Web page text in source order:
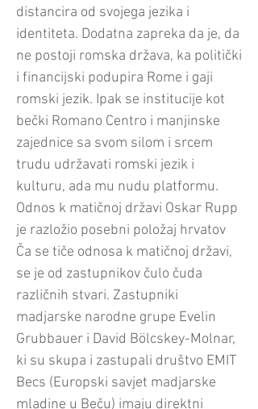
distancira od svojega jezika i
identiteta. Dodatna zapreka da je, da
ne postoji romska država, ka politički
i financijski podupira Rome i gaji
romski jezik. Ipak se institucije kot
bečki Romano Centro i manjinske
zajednice sa svom silom i srcem
trudu udržavati romski jezik i
kulturu, ada mu nudu platformu.
Odnos k matičnoj državi Oskar Rupp
je razložio posebni položaj hrvatov
Ča se tiče odnosa k matičnoj državi,
se je od zastupnikov čulo čuda
različnih stvari. Zastupniki
madjarske narodne grupe Evelin
Grubbauer i David Bölcskey-Molnar,
ki su skupa i zastupali društvo EMIT
Becs (Europski savjet madjarske
mladine u Beču) imaju direktni